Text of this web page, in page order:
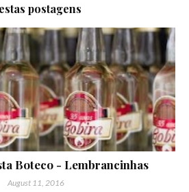
postagens
Boteco - Lembrancinhas
August 11, 2016